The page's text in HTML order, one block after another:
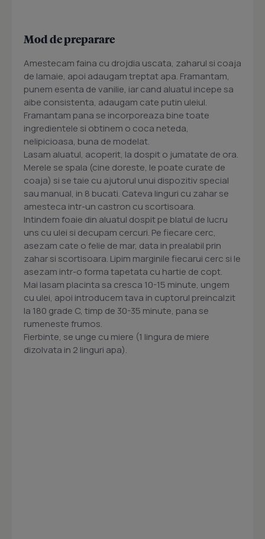
Mod de preparare
Amestecam faina cu drojdia uscata, zaharul si coaja
de lamaie, apoi adaugam treptat apa. Framantam,
punem esenta de vanilie, iar cand aluatul incepe sa
aibe consistenta, adaugam cate putin uleiul.
Framantam pana se incorporeaza bine toate
ingredientele si obtinem o coca neteda,
nelipicioasa, buna de modelat.
Lasam aluatul, acoperit, la dospit o jumatate de ora.
Merele se spala (cine doreste, le poate curate de
coaja) si se taie cu ajutorul unui dispozitiv special
sau manual, in 8 bucati. Cateva linguri cu zahar se
amesteca intr-un castron cu scortisoara.
Intindem foaie din aluatul dospit pe blatul de lucru
uns cu ulei si decupam cercuri. Pe fiecare cerc,
asezam cate o felie de mar, data in prealabil prin
zahar si scortisoara. Lipim marginile fiecarui cerc si le
asezam intr-o forma tapetata cu hartie de copt.
Mai lasam placinta sa cresca 10-15 minute, ungem
cu ulei, apoi introducem tava in cuptorul preincalzit
la 180 grade C, timp de 30-35 minute, pana se
rumeneste frumos.
Fierbinte, se unge cu miere (1 lingura de miere
dizolvata in 2 linguri apa).